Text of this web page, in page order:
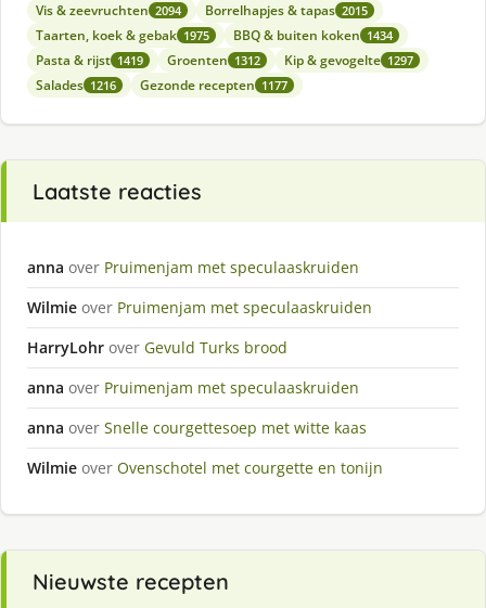
Vis & zeevruchten 2094 Borrelhapjes & tapas 2015
Taarten, koek & gebak 1975 BBQ & buiten koken 1434
Pasta & rijst 1419 Groenten 1312 Kip & gevogelte 1297
Salades 1216 Gezonde recepten 1177
Laatste reacties
anna over Pruimenjam met speculaaskruiden
Wilmie over Pruimenjam met speculaaskruiden
HarryLohr over Gevuld Turks brood
anna over Pruimenjam met speculaaskruiden
anna over Snelle courgettesoep met witte kaas
Wilmie over Ovenschotel met courgette en tonijn
Nieuwste recepten